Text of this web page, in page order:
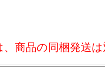
商品の同梱発送